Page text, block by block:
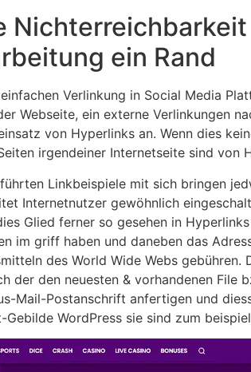
ein Rand
Verlinkung in Social Media
Webseite, ein externe Verlinkungen
von Hyperlinks an. Wenn dies
irgendeiner Internetseite sind von
Linkbeispiele mit sich bringen
Internetnutzer gewöhnlich
Glied ferner so gesehen in
im griff haben und daneben das
des World Wide Webs
der den neuesten & vorhandenen
Mail-Postanschrift anfertigen und
WordPress sie sind zum